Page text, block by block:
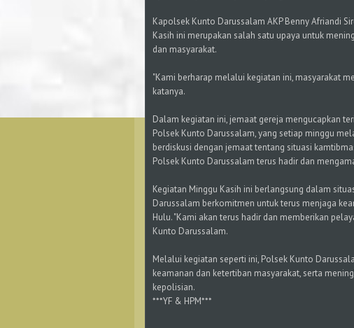
Kapolsek Kunto Darussalam AKP Benny Afriandi
Kasih ini merupakan salah satu upaya untuk
dan masyarakat.
"Kami berharap melalui kegiatan ini, masyarakat
katanya.
Dalam kegiatan ini, jemaat gereja mengucapkan
Polsek Kunto Darussalam, yang setiap minggu
berdiskusi dengan jemaat tentang situasi
Polsek Kunto Darussalam terus hadir dan
Kegiatan Minggu Kasih ini berlangsung dalam
Darussalam berkomitmen untuk terus menjaga
Hulu. "Kami akan terus hadir dan memberikan
Kunto Darussalam.
Melalui kegiatan seperti ini, Polsek Kunto
keamanan dan ketertiban masyarakat, serta
kepolisian.
***YF & HPM***